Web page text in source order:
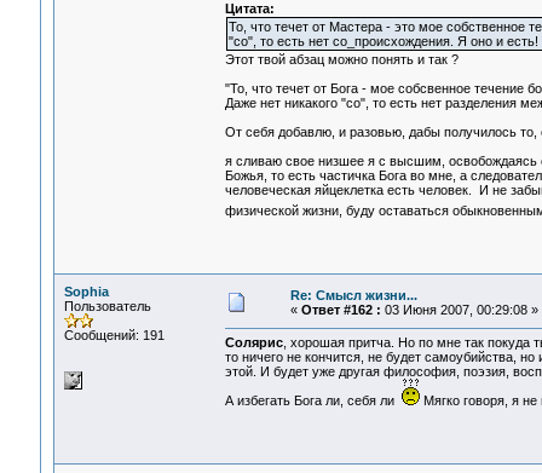
Цитата:
То, что течет от Мастера - это мое собственное
"со", то есть нет со_происхождения. Я оно и есть!
Этот твой абзац можно понять и так ?
"То, что течет от Бога - мое собсвенное течение
Даже нет никакого "со", то есть нет
От себя добавлю, и разовью, дабы получилось то,
я сливаю свое низшее я с высшим, освобождаясь
Божья, то есть частичка Бога во мне, а
человеческая яйцеклетка есть человек. И не
физической жизни, буду оставаться
Sophia
Пользователь
Сообщений: 191
Re: Смысл жизни...
« Ответ #162 : 03 Июня 2007, 00:29:08 »
Солярис, хорошая притча. Но по мне так покуда
то ничего не кончится, не будет самоубийства,
этой. И будет уже другая философия, поэзия,
А избегать Бога ли, себя ли
Мягко говоря, я не